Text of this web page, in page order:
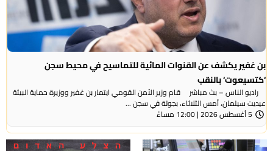
بن غفير يكشف عن القنوات المائية للتماسيح في محيط سجن
‘كتسيعوت‘ بالنقب
راديو الناس – بث مباشر قام وزير الأمن القومي ايتمار بن غفير ووزيرة حماية البيئة
عيديت سيلمان، أمس الثلاثاء، بجولة في سجن ...
5 أغسطس 2026 | 12:00 مساءً